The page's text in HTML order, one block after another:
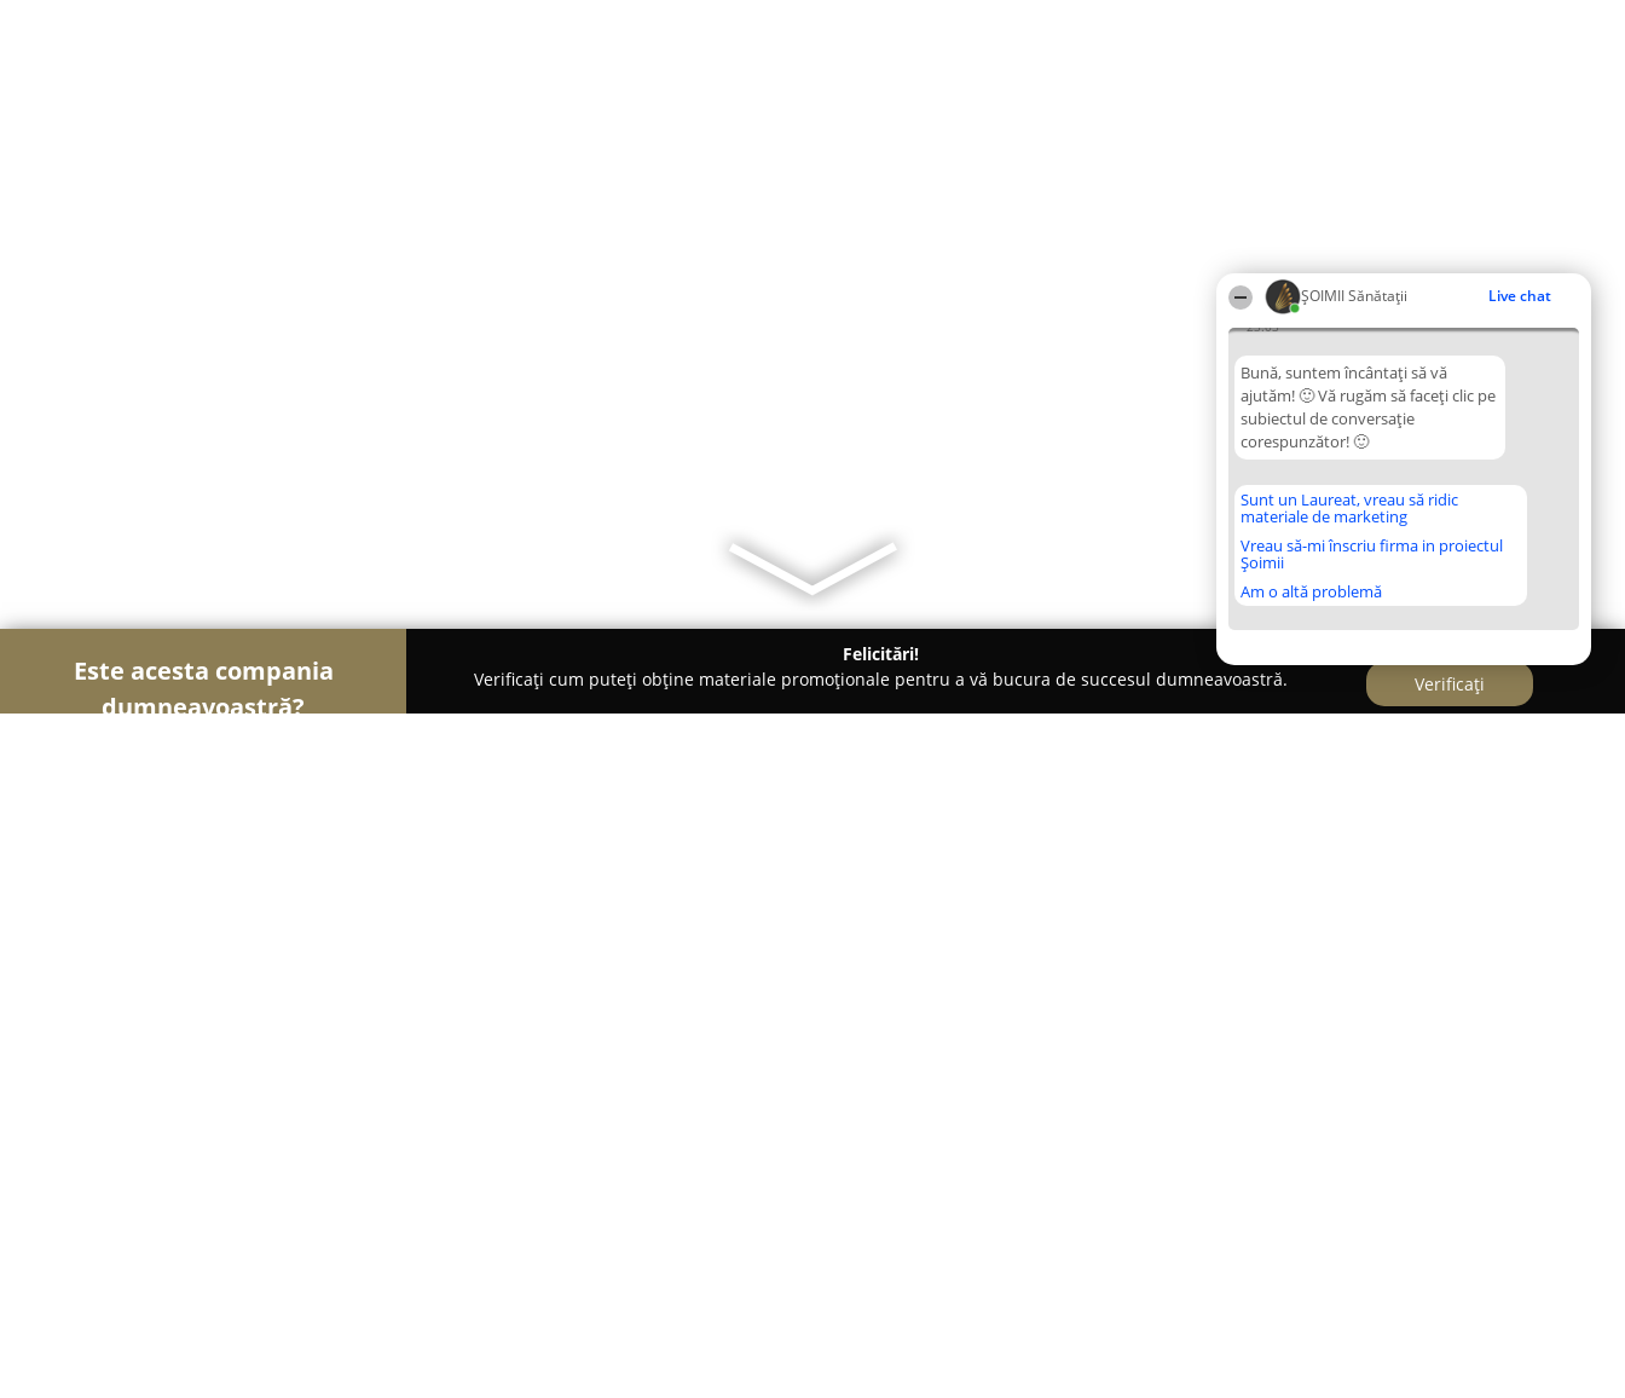
ŞOIMII Sănătații Live chat
23:03
Bună, suntem încântați să vă
ajutăm! 🙂 Vă rugăm să faceți clic pe
subiectul de conversație
corespunzător! 🙂
Sunt un Laureat, vreau să ridic
materiale de marketing
Vreau să-mi înscriu firma in proiectul
Șoimii
Am o altă problemă
Este acesta compania
dumneavoastră?
Felicitări!
Verificați cum puteți obține materiale promoționale pentru a vă bucura de succesul dumneavoastră.
Verificați